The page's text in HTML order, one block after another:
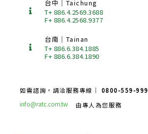
台中｜Taichung
T+ 886.4.2569.3688
F+ 886.4.2568.9377
台南｜Tainan
T+ 886.6.384.1885
F+ 886.6.384.1890
如需諮詢，請洽服務專線｜ 0800-559-999
info@ratc.com.tw
由專人為您服務